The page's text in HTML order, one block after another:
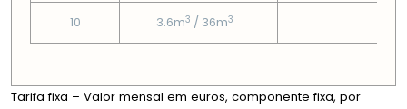
10 3.6m3 / 36m3
Tarifa fixa – Valor mensal em euros, componente fixa, por